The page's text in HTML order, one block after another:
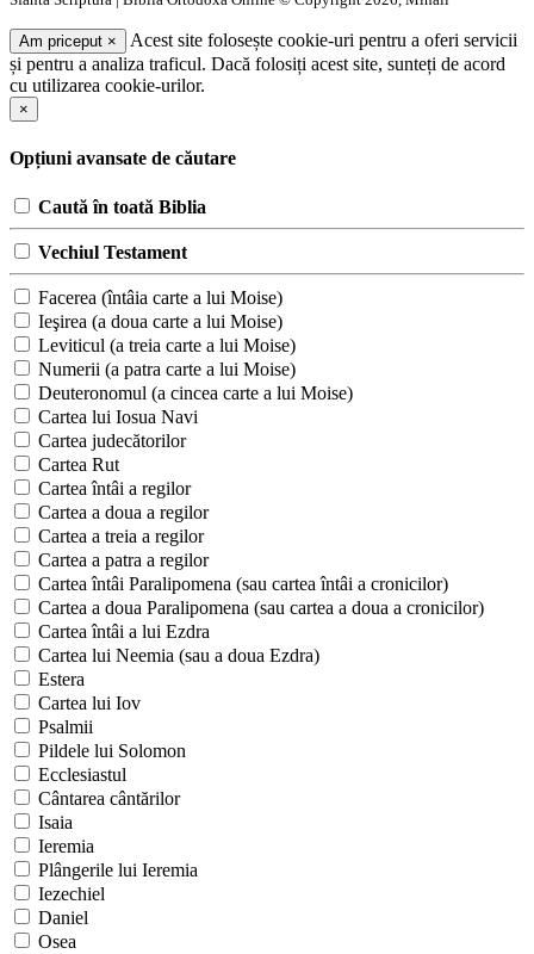
Am priceput ×
Acest site folosește cookie-uri pentru a oferi servicii
și pentru a analiza traficul. Dacă folosiți acest site, sunteți de acord
cu utilizarea cookie-urilor.
×
Opțiuni avansate de căutare
Caută în toată Biblia
Vechiul Testament
Facerea (întâia carte a lui Moise)
Ieşirea (a doua carte a lui Moise)
Leviticul (a treia carte a lui Moise)
Numerii (a patra carte a lui Moise)
Deuteronomul (a cincea carte a lui Moise)
Cartea lui Iosua Navi
Cartea judecătorilor
Cartea Rut
Cartea întâi a regilor
Cartea a doua a regilor
Cartea a treia a regilor
Cartea a patra a regilor
Cartea întâi Paralipomena (sau cartea întâi a cronicilor)
Cartea a doua Paralipomena (sau cartea a doua a cronicilor)
Cartea întâi a lui Ezdra
Cartea lui Neemia (sau a doua Ezdra)
Estera
Cartea lui Iov
Psalmii
Pildele lui Solomon
Ecclesiastul
Cântarea cântărilor
Isaia
Ieremia
Plângerile lui Ieremia
Iezechiel
Daniel
Osea